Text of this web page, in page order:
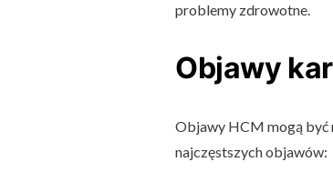
problemy zdrowotne.
Objawy
Objawy HCM mogą być
najczęstszych objawów: